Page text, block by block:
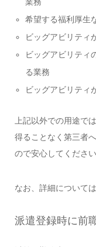
業務
希望する福利厚生
ビッグアビリティ
ビッグアビリティ
る業務
ビッグアビリティ
上記以外での用途で
得ることなく第三者
ので安心してください
なお、詳細については
派遣登録時に前